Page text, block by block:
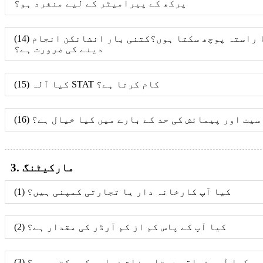
پرکھ کے پیرامیٹر کے لیے منفرد ہو؟
(14) کیا میں انشانکن کا راستہ پوچھ سکتا ہوں؟کتنی بار انشانکن انجام
دینے کی ضرورت ہے؟
(15) کیا آلہ STAT کام کرتا ہے؟
حساسیت اور پیمائش کی حد کے بارے میں کیا خیال ہے؟
3. مارکیٹنگ
(1) کیا آپ کارخانہ دار یا تجارتی کمپنی ہیں؟
(2) کیا آپ کے پاس کم از کم آرڈر کی مقدار ہے؟